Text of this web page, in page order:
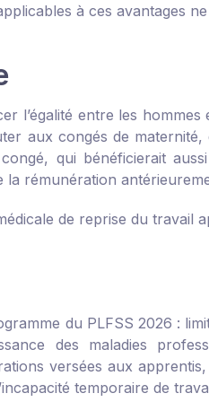
à ces avantages
l’égalité entre les hommes
aux congés de maternité,
qui bénéficierait
la rémunération
de reprise du travail
du PLFSS 2026 :
des maladies
versées aux
temporaire de